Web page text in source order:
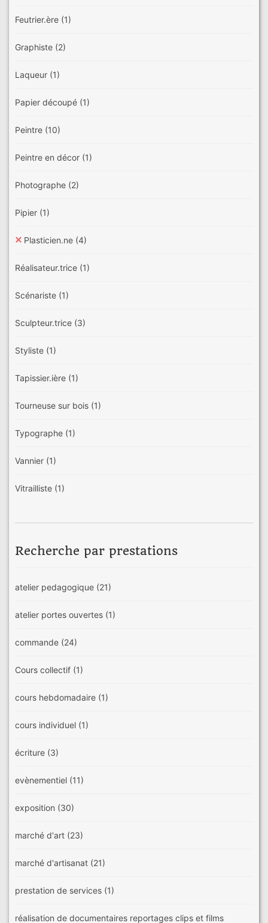
Feutrier.ère (1)
Graphiste (2)
Laqueur (1)
Papier découpé (1)
Peintre (10)
Peintre en décor (1)
Photographe (2)
Pipier (1)
Plasticien.ne (4)
Réalisateur.trice (1)
Scénariste (1)
Sculpteur.trice (3)
Styliste (1)
Tapissier.ière (1)
Tourneuse sur bois (1)
Typographe (1)
Vannier (1)
Vitrailliste (1)
Recherche par prestations
atelier pedagogique (21)
atelier portes ouvertes (1)
commande (24)
Cours collectif (1)
cours hebdomadaire (1)
cours individuel (1)
écriture (3)
evènementiel (11)
exposition (30)
marché d'art (23)
marché d'artisanat (21)
prestation de services (1)
réalisation de documentaires reportages clips et films